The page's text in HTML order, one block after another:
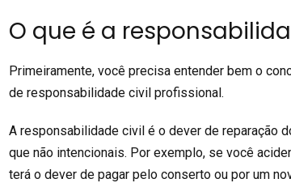
O que é a
Primeiramente, você precisa entender bem o
de responsabilidade civil profissional.
A responsabilidade civil é o dever de reparação
que não intencionais. Por exemplo, se você
terá o dever de pagar pelo conserto ou por um